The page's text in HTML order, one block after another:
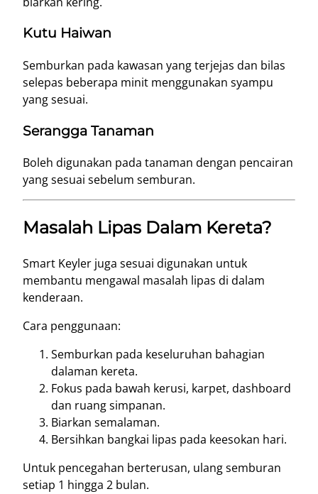
Kutu Haiwan
Semburkan pada kawasan yang terjejas dan bilas
selepas beberapa minit menggunakan syampu
yang sesuai.
Serangga Tanaman
Boleh digunakan pada tanaman dengan pencairan
yang sesuai sebelum semburan.
Masalah Lipas Dalam Kereta?
Smart Keyler juga sesuai digunakan untuk
membantu mengawal masalah lipas di dalam
kenderaan.
Cara penggunaan:
Semburkan pada keseluruhan bahagian
dalaman kereta.
Fokus pada bawah kerusi, karpet, dashboard
dan ruang simpanan.
Biarkan semalaman.
Bersihkan bangkai lipas pada keesokan hari.
Untuk pencegahan berterusan, ulang semburan
setiap 1 hingga 2 bulan.